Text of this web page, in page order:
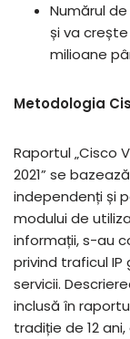
Numărul de
și va crește
milioane
Metodologia
Raportul „Cisco
2021” se
independenți și
modului de
informații, s-au
privind traficul
servicii.
inclusă în
tradiție de 12